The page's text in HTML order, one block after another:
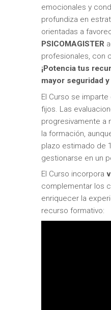
emocionales y
profundiza en
orientadas a
PSICOMAGISTER
profesionales, con
¡Potencia tus
mayor seguridad
El Curso se
fijos. Las
progresivamente a
la formación,
plazo estimado de
gestionarse en un
El Curso incorpora
complementar los
enriquecer la
recurso formativo: